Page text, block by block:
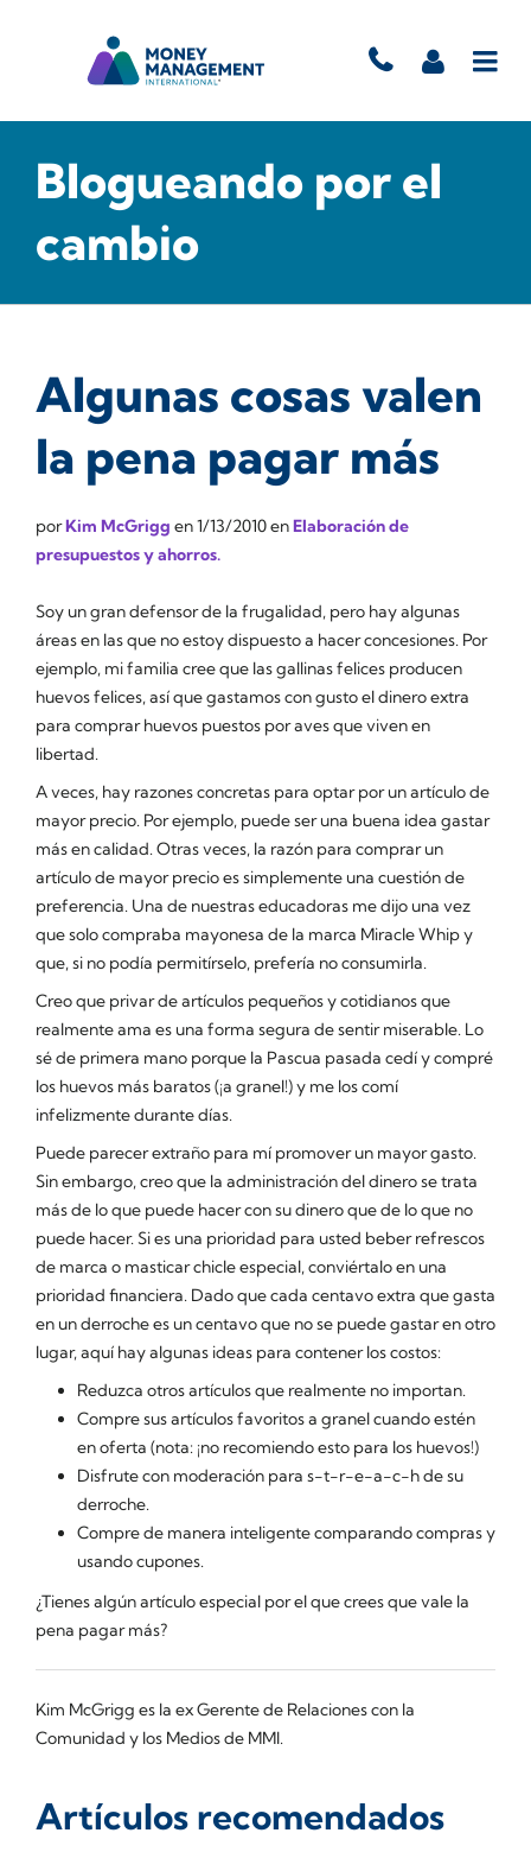
Blogueando por el
cambio
Algunas cosas valen
la pena pagar más
porKim McGrigg en1/13/2010enElaboración de
presupuestos y ahorros.
Soy un gran defensor de la frugalidad, pero hay algunas
áreas en las que no estoy dispuesto a hacer concesiones. Por
ejemplo, mi familia cree que las gallinas felices producen
huevos felices, así que gastamos con gusto el dinero extra
para comprar huevos puestos por aves que viven en
libertad.
A veces, hay razones concretas para optar por un artículo de
mayor precio. Por ejemplo, puede ser una buena idea gastar
más en calidad. Otras veces, la razón para comprar un
artículo de mayor precio es simplemente una cuestión de
preferencia. Una de nuestras educadoras me dijo una vez
que solo compraba mayonesa de la marca Miracle Whip y
que, si no podía permitírselo, prefería no consumirla.
Creo que privar de artículos pequeños y cotidianos que
realmente ama es una forma segura de sentir miserable. Lo
sé de primera mano porque la Pascua pasada cedí y compré
los huevos más baratos (¡a granel!) y me los comí
infelizmente durante días.
Puede parecer extraño para mí promover un mayor gasto.
Sin embargo, creo que la administración del dinero se trata
más de lo que puede hacer con su dinero que de lo que no
puede hacer. Si es una prioridad para usted beber refrescos
de marca o masticar chicle especial, conviértalo en una
prioridad financiera. Dado que cada centavo extra que gasta
en un derroche es un centavo que no se puede gastar en otro
lugar, aquí hay algunas ideas para contener los costos:
Reduzca otros artículos que realmente no importan.
Compre sus artículos favoritos a granel cuando estén
en oferta (nota: ¡no recomiendo esto para los huevos!)
Disfrute con moderación para s-t-r-e-a-c-h de su
derroche.
Compre de manera inteligente comparando compras y
usando cupones.
¿Tienes algún artículo especial por el que crees que vale la
pena pagar más?
Kim McGrigg es la ex Gerente de Relaciones con la
Comunidad y los Medios de MMI.
Artículos recomendados